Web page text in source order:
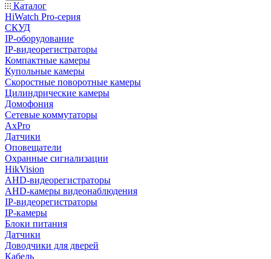
Каталог
HiWatch Pro-серия
CКУД
IP-оборудование
IP-видеорегистраторы
Компактные камеры
Купольные камеры
Скоростные поворотные камеры
Цилиндрические камеры
Домофония
Сетевые коммутаторы
AxPro
Датчики
Оповещатели
Охранные сигнализации
HikVision
AHD-видеорегистраторы
AHD-камеры видеонаблюдения
IP-видеорегистраторы
IP-камеры
Блоки питания
Датчики
Доводчики для дверей
Кабель